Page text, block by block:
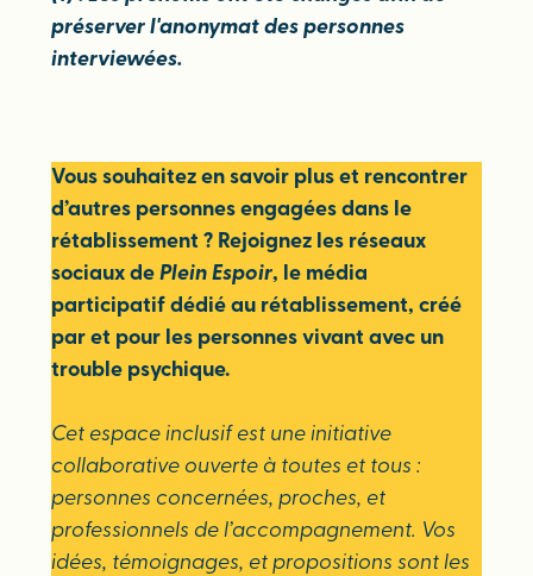
préserver l'anonymat des personnes
interviewées.
Vous souhaitez en savoir plus et rencontrer
d’autres personnes engagées dans le
rétablissement ? Rejoignez les réseaux
sociaux de Plein Espoir, le média
participatif dédié au rétablissement, créé
par et pour les personnes vivant avec un
trouble psychique.
Cet espace inclusif est une initiative
collaborative ouverte à toutes et tous :
personnes concernées, proches, et
professionnels de l’accompagnement. Vos
idées, témoignages, et propositions sont les